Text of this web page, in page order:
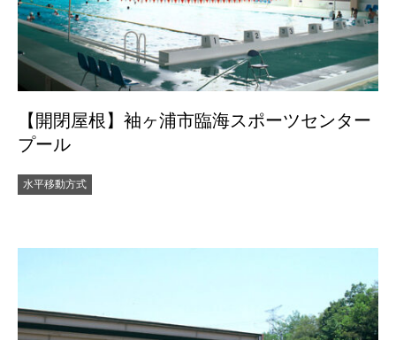
【開閉屋根】袖ヶ浦市臨海スポーツセンター
プール
水平移動方式